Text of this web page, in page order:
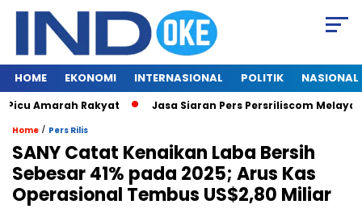
HOME EKONOMI INTERNASIONAL POLITIK NASIONAL
Rakyat Jasa Siaran Pers Persriliscom Melayani
Home / Pers Rilis
SANY Catat Kenaikan Laba Bersih
Sebesar 41% pada 2025; Arus Kas
Operasional Tembus US$2,80 Miliar